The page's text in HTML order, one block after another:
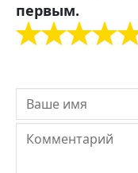
первым.